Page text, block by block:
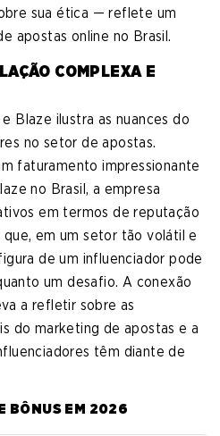
sua ética — reflete um
apostas online no Brasil.
COMPLEXA E
Blaze ilustra as nuances do
no setor de apostas.
faturamento impressionante
no Brasil, a empresa
em termos de reputação
em um setor tão volátil e
de um influenciador pode
um desafio. A conexão
a refletir sobre as
do marketing de apostas e a
têm diante de
BÔNUS EM 2026